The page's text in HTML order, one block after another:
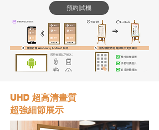
預約試機
​UHD 超高清畫質
​超強細節展示